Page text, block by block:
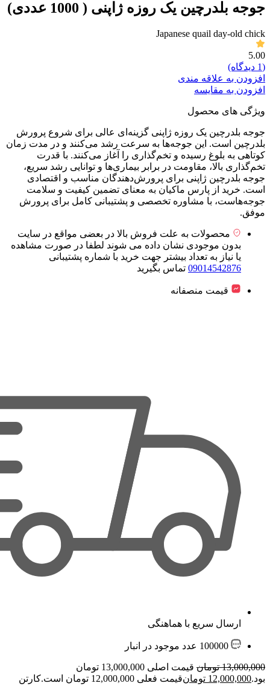
جوجه بلدرچین یک روزه ژاپنی ( 1000 عددی)
Japanese quail day-old chick
5.00
(1 دیدگاه)
افزودن به علاقه مندی
افزودن به مقایسه
ویژگی های محصول
جوجه بلدرچین یک روزه ژاپنی گزینه‌ای عالی برای شروع پرورش
بلدرچین است. این جوجه‌ها به سرعت رشد می‌کنند و در مدت زمان
کوتاهی به بلوغ رسیده و تخم‌گذاری را آغاز می‌کنند. با قدرت
تخم‌گذاری بالا، مقاومت در برابر بیماری‌ها و توانایی رشد سریع،
جوجه بلدرچین ژاپنی برای پرورش‌دهندگان مناسب و اقتصادی
است. خرید از پارس ماکیان به معنای تضمین کیفیت و سلامت
جوجه‌هاست، با مشاوره تخصصی و پشتیبانی کامل برای پرورش
موفق.
محصولات به علت فروش بالا در بعضی مواقع در سایت
بدون موجودی نشان داده می شوند لطفا در صورت مشاهده
یا نیاز به تعداد بیشتر جهت خرید با شماره پشتیبانی
09014542876 تماس بگیرید
قیمت منصفانه
ارسال سریع با هماهنگی
100000 عدد موجود در انبار
13,000,000 تومان
قیمت اصلی 13,000,000 تومان
بود.12,000,000 تومانقیمت فعلی 12,000,000 تومان است. کارتن